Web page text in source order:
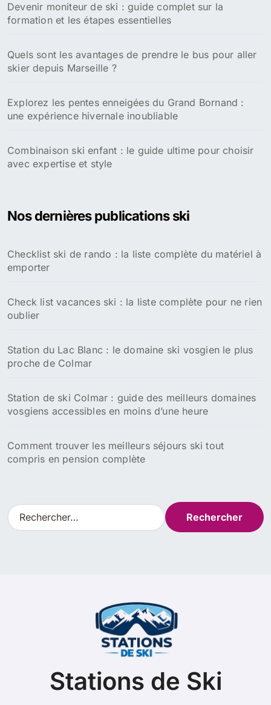
Devenir moniteur de ski : guide complet sur la
formation et les étapes essentielles
Quels sont les avantages de prendre le bus pour aller
skier depuis Marseille ?
Explorez les pentes enneigées du Grand Bornand :
une expérience hivernale inoubliable
Combinaison ski enfant : le guide ultime pour choisir
avec expertise et style
Nos dernières publications ski
Checklist ski de rando : la liste complète du matériel à
emporter
Check list vacances ski : la liste complète pour ne rien
oublier
Station du Lac Blanc : le domaine ski vosgien le plus
proche de Colmar
Station de ski Colmar : guide des meilleurs domaines
vosgiens accessibles en moins d’une heure
Comment trouver les meilleurs séjours ski tout
compris en pension complète
R
e
Stations de Ski